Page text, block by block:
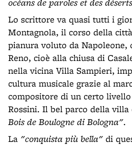
Lo scrittore va quasi tutti i
Montagnola, il corso della
pianura voluto da Napoleone,
Reno, cioè alla chiusa di
nella vicina Villa Sampieri,
cultura musicale grazie al
compositore di un certo
Rossini. Il bel parco della villa
Bois de Boulogne di Bologna".
La "conquista più bella" di